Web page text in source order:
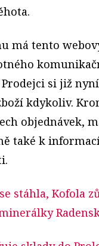
má tento
Prodejci si již
kdykoliv.
objednávek,
také k
se stáhla, Kofola